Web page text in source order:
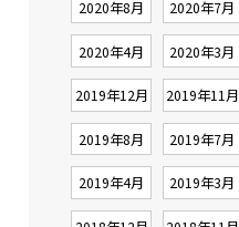
2020年8月 2020年7月
2020年4月 2020年3月
2019年12月 2019年11月
2019年8月 2019年7月
2019年4月 2019年3月